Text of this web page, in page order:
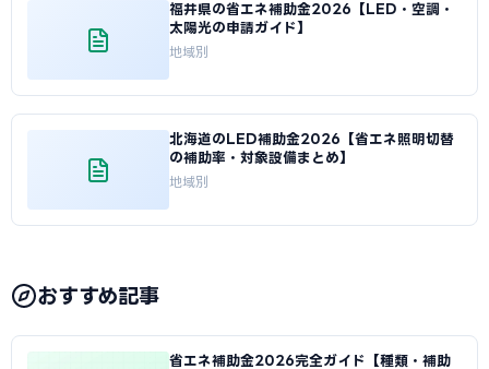
福井県の省エネ補助金2026【LED・空調・
太陽光の申請ガイド】
地域別
北海道のLED補助金2026【省エネ照明切替
の補助率・対象設備まとめ】
地域別
おすすめ記事
省エネ補助金2026完全ガイド【種類・補助